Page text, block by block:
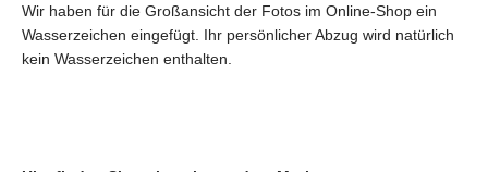
Wir haben für die Großansicht der Fotos im Online-Shop ein
Wasserzeichen eingefügt. Ihr persönlicher Abzug wird natürlich
kein Wasserzeichen enthalten.